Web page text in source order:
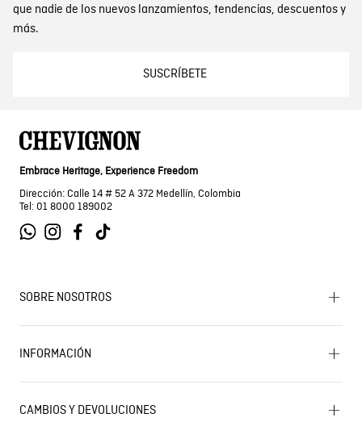
que nadie de los nuevos lanzamientos, tendencias, descuentos y
más.
SUSCRÍBETE
Embrace Heritage, Experience Freedom
Dirección: Calle 14 # 52 A 372 Medellín, Colombia
Tel: 01 8000 189002
SOBRE NOSOTROS
Encuentra tu tienda
Historia de la marca
Mapa del sitio
Próximos eventos
INFORMACIÓN
Términos y condiciones
Términos y condiciones de promociones
CAMBIOS Y DEVOLUCIONES